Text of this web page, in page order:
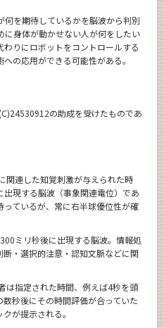
何を期待しているかを脳波から判別
に身体が動かせない人が何をしたい
りにロボットをコントロールする
の応用ができる可能性がある。
の助成を受けたものであ
関連した知覚刺激が与えられた時
現する脳波（事象関連電位）であ
ているが、常に右半球優位性が確
ミリ秒後に出現する脳波。情報処
・選択的注意・認知文脈などに関
は指定された時間、例えば4秒を頭
秒後にその時間評価が合っていた
が提示される。